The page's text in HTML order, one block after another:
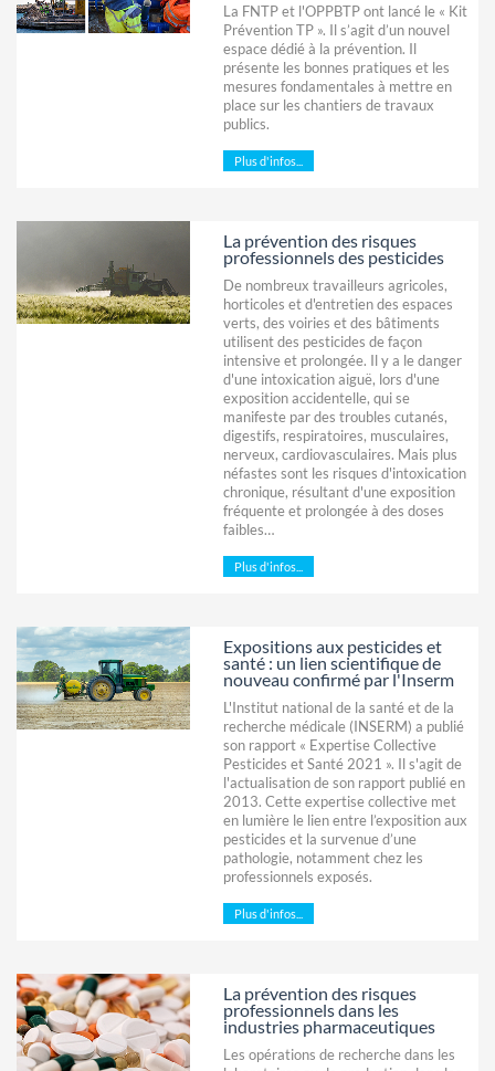
La FNTP et l'OPPBTP ont lancé le « Kit
Prévention TP ». Il s’agit d’un nouvel
espace dédié à la prévention. Il
présente les bonnes pratiques et les
mesures fondamentales à mettre en
place sur les chantiers de travaux
publics.
Plus d'infos...
La prévention des risques
professionnels des pesticides
De nombreux travailleurs agricoles,
horticoles et d'entretien des espaces
verts, des voiries et des bâtiments
utilisent des pesticides de façon
intensive et prolongée. Il y a le danger
d'une intoxication aiguë, lors d'une
exposition accidentelle, qui se
manifeste par des troubles cutanés,
digestifs, respiratoires, musculaires,
nerveux, cardiovasculaires. Mais plus
néfastes sont les risques d'intoxication
chronique, résultant d'une exposition
fréquente et prolongée à des doses
faibles…
Plus d'infos...
Expositions aux pesticides et
santé : un lien scientifique de
nouveau confirmé par l'Inserm
L'Institut national de la santé et de la
recherche médicale (INSERM) a publié
son rapport « Expertise Collective
Pesticides et Santé 2021 ». Il s'agit de
l'actualisation de son rapport publié en
2013. Cette expertise collective met
en lumière le lien entre l’exposition aux
pesticides et la survenue d’une
pathologie, notamment chez les
professionnels exposés.
Plus d'infos...
La prévention des risques
professionnels dans les
industries pharmaceutiques
Les opérations de recherche dans les